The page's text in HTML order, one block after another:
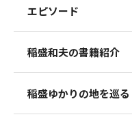
エピソード
稲盛和夫の書籍紹介
稲盛ゆかりの地を巡る